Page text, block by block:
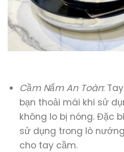
Cầm Nắm An Toàn:
bạn thoải mái khi sử
không lo bị nóng. Đặc
sử dụng trong lò
cho tay cầm.